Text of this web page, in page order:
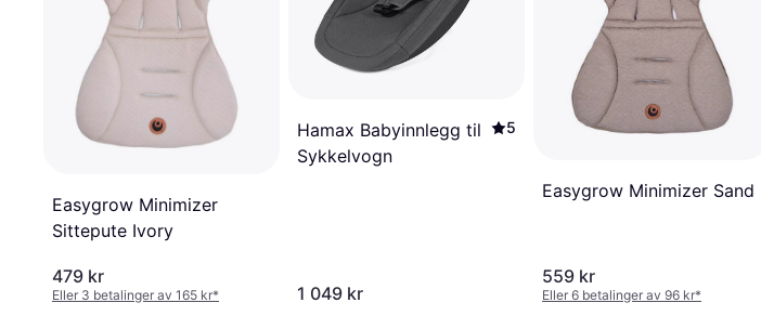
Easygrow Minimizer
Sittepute Ivory
479 kr
Eller 3 betalinger av 165 kr*
Hamax Babyinnlegg til
Sykkelvogn
5
1 049 kr
Easygrow Minimizer Sand
559 kr
Eller 6 betalinger av 96 kr*